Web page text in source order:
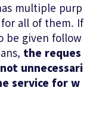
multiple purp
all of them. If
be given follow
the reques
unnecessari
service for w